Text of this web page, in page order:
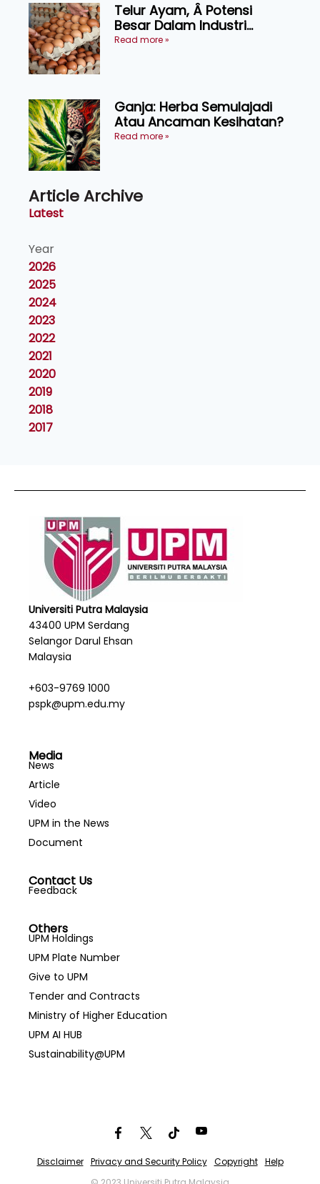
Telur Ayam, Â Potensi
Besar Dalam Industri
Makanan, Kosmetik dan
Read more »
Ganja: Herba Semulajadi
Atau Ancaman Kesihatan?
Read more »
Article Archive
Latest
Year
2026
2025
2024
2023
2022
2021
2020
2019
2018
2017
Universiti Putra Malaysia
43400 UPM Serdang
Selangor Darul Ehsan
Malaysia
+603-9769 1000
pspk@upm.edu.my
Media
News
Article
Video
UPM in the News
Document
Contact Us
Feedback
Others
UPM Holdings
UPM Plate Number
Give to UPM
Tender and Contracts
Ministry of Higher Education
UPM AI HUB
Sustainability@UPM
Disclaimer Privacy and Security Policy Copyright
Help